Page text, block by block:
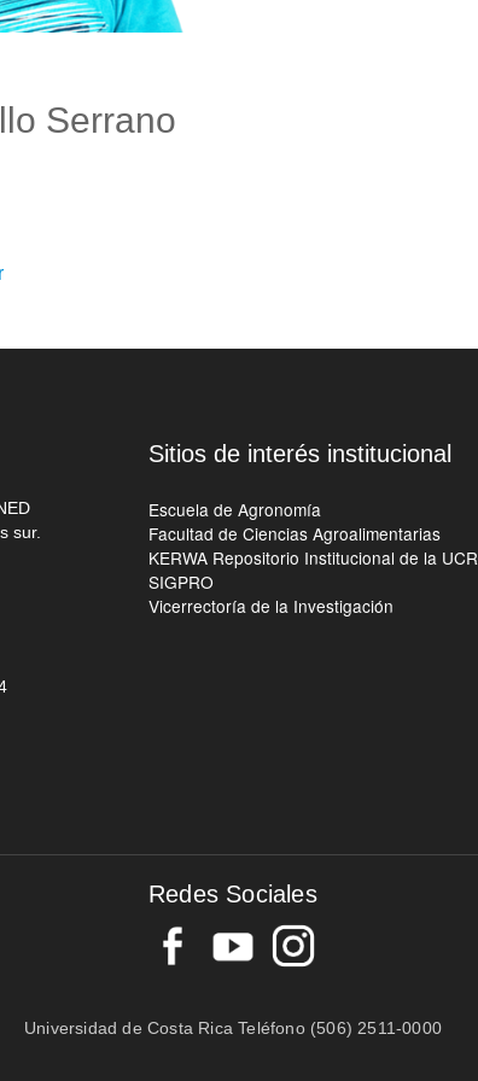
Serrano
sur.
Sitios de interés institucional
Escuela de Agronomía
Facultad de Ciencias Agroalimentarias
KERWA Repositorio Institucional de la UCR
SIGPRO
Vicerrectoría de la Investigación
Redes Sociales
Universidad de Costa Rica Teléfono (506) 2511-0000